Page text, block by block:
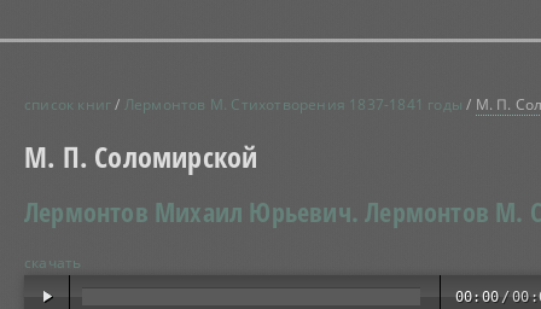
список книг/ Лермонтов М. Стихотворения 1837-1841 годы / М. П.
М. П. Соломирской
Лермонтов Михаил Юрьевич. Лермонтов М.
скачать
00:00 /